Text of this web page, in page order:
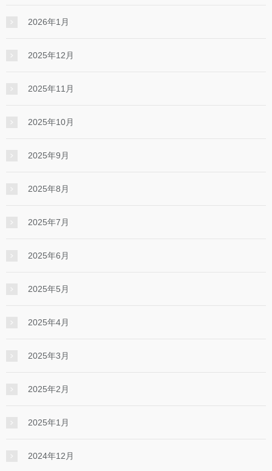
2026年1月
2025年12月
2025年11月
2025年10月
2025年9月
2025年8月
2025年7月
2025年6月
2025年5月
2025年4月
2025年3月
2025年2月
2025年1月
2024年12月